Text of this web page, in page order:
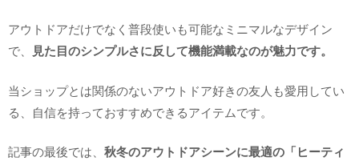
アウトドアだけでなく普段使いも可能なミニマルなデザイン
で、
見た目のシンプルさに反して機能満載なのが魅力です。
当ショップとは関係のないアウトドア好きの友人も愛用してい
る、自信を持っておすすめできるアイテムです。
記事の最後では、 秋冬のアウトドアシーンに最適の「ヒーティ